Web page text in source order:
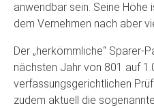
anwendbar sein. Seine Höhe
dem Vernehmen nach aber
Der „herkömmliche“ Sparer-
nächsten Jahr von 801 auf
verfassungsgerichtlichen
zudem aktuell die sogenannte